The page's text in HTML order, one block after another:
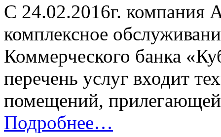
С 24.02.2016г. компания
комплексное
Коммерческого банка
перечень услуг входит
помещений, прилегающей
Подробнее…